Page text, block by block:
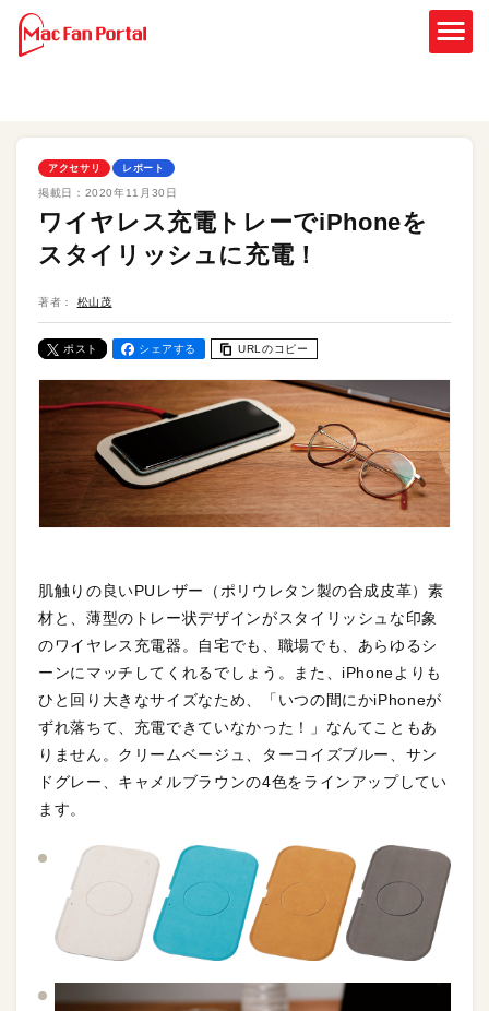
アクセサリ レポート
掲載日： 2020年11月30日
ワイヤレス充電トレーでiPhoneを
スタイリッシュに充電！
著者： 松山茂
ポスト シェアする URLのコピー
肌触りの良いPUレザー（ポリウレタン製の合成皮革）素
材と、薄型のトレー状デザインがスタイリッシュな印象
のワイヤレス充電器。自宅でも、職場でも、あらゆるシ
ーンにマッチしてくれるでしょう。また、iPhoneよりも
ひと回り大きなサイズなため、「いつの間にかiPhoneが
ずれ落ちて、充電できていなかった！」なんてこともあ
りません。クリームベージュ、ターコイズブルー、サン
ドグレー、キャメルブラウンの4色をラインアップしてい
ます。